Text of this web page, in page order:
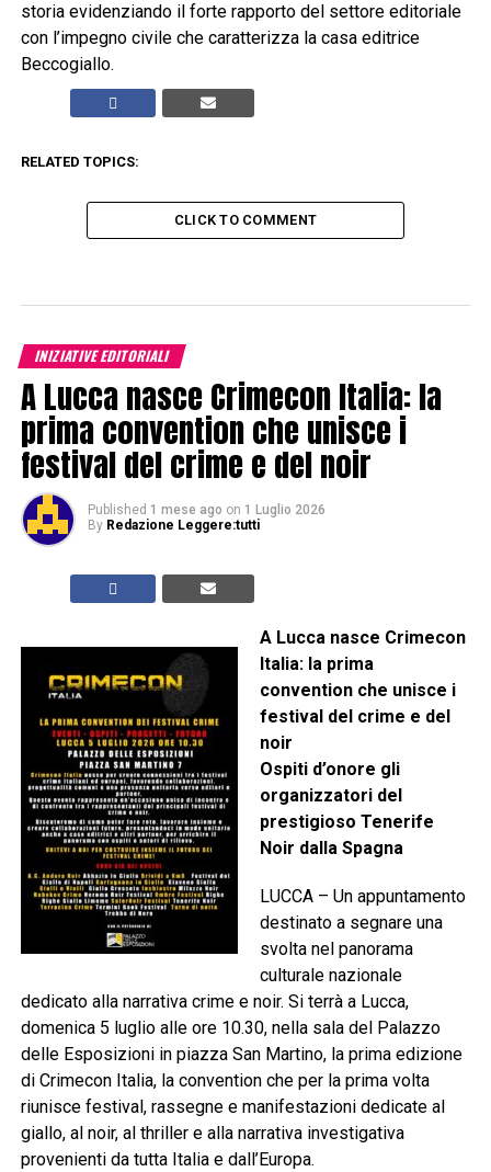
storia evidenziando il forte rapporto del settore editoriale
con l’impegno civile che caratterizza la casa editrice
Beccogiallo.
RELATED TOPICS:
CLICK TO COMMENT
INIZIATIVE EDITORIALI
A Lucca nasce Crimecon Italia: la
prima convention che unisce i
festival del crime e del noir
Published 1 mese ago on 1 Luglio 2026
By Redazione Leggere:tutti
A Lucca nasce Crimecon
Italia: la prima
convention che unisce i
festival del crime e del
noir
Ospiti d’onore gli
organizzatori del
prestigioso Tenerife
Noir dalla Spagna
LUCCA – Un appuntamento
destinato a segnare una
svolta nel panorama
culturale nazionale
dedicato alla narrativa crime e noir. Si terrà a Lucca,
domenica 5 luglio alle ore 10.30, nella sala del Palazzo
delle Esposizioni in piazza San Martino, la prima edizione
di Crimecon Italia, la convention che per la prima volta
riunisce festival, rassegne e manifestazioni dedicate al
giallo, al noir, al thriller e alla narrativa investigativa
provenienti da tutta Italia e dall’Europa.